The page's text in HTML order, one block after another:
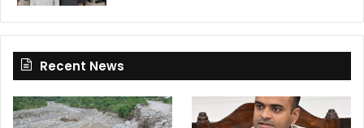
Recent News